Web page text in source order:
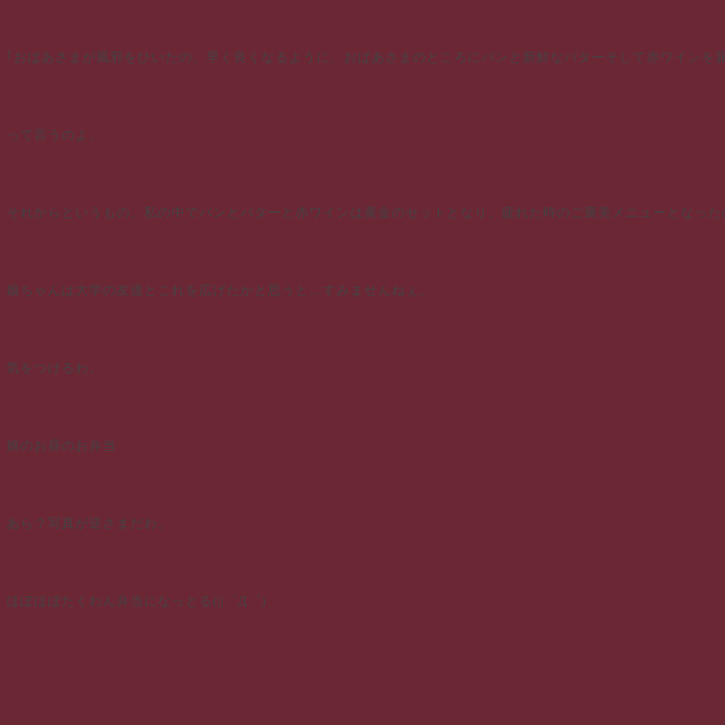
｢おばあさまが風邪をひいたの。早く良くなるように、おばあさまのところにパンと新鮮なバターそして赤ワインを
って言うのよ。
それからというもの、私の中でパンとバターと赤ワインは黄金のセットとなり、疲れた時のご褒美メニューとなっ
娘ちゃんは大学の友達とこれを広げたかと思うと…すみませんねぇ。
気をつけるわ。
娘のお昼のお弁当
あら？写真が逆さまだわ。
ほぼほぼたくわん弁当になっとる(||゜Д゜)